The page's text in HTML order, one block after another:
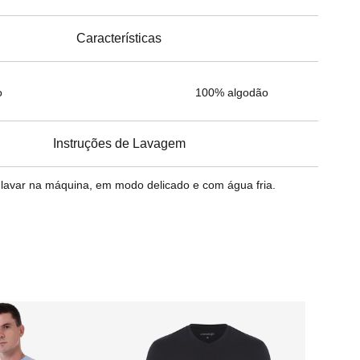
Características
100% algodão
Instruções de Lavagem
na máquina, em modo delicado e com água fria.